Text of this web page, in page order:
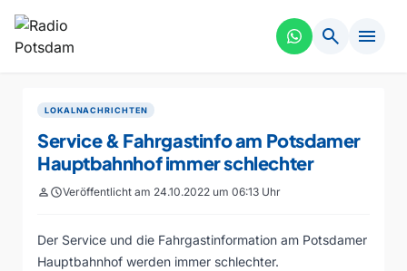
search menu
LOKALNACHRICHTEN
Service & Fahrgastinfo am Potsdamer
Hauptbahnhof immer schlechter
personscheduleVeröffentlicht am 24.10.2022 um 06:13 Uhr
Der Service und die Fahrgastinformation am Potsdamer
Hauptbahnhof werden immer schlechter.